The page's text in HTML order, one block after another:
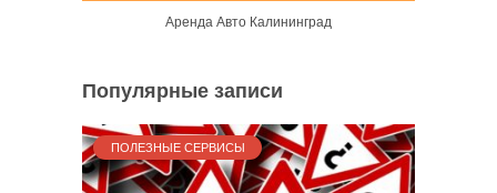
Аренда Авто Калининград
Популярные записи
ПОЛЕЗНЫЕ СЕРВИСЫ